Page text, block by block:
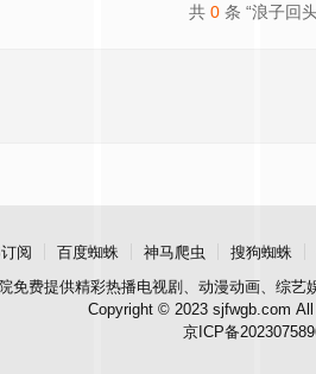
共 0 条 “浪子回
阅 百度蜘蛛 神马爬虫 搜狗蜘蛛
免费提供精彩热播电视剧、动漫动画、综艺
Copyright © 2023 sjfwgb.com
京ICP备